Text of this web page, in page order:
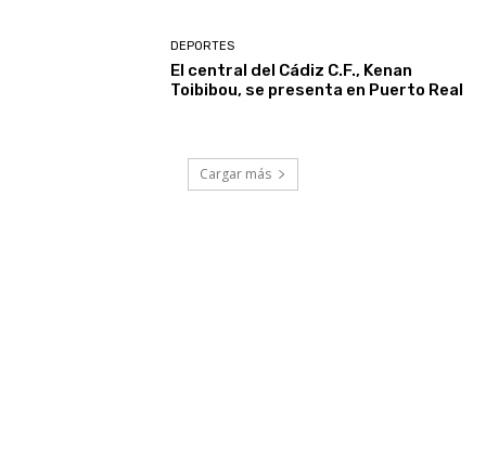
DEPORTES
El central del Cádiz C.F., Kenan
Toibibou, se presenta en Puerto Real
Cargar más